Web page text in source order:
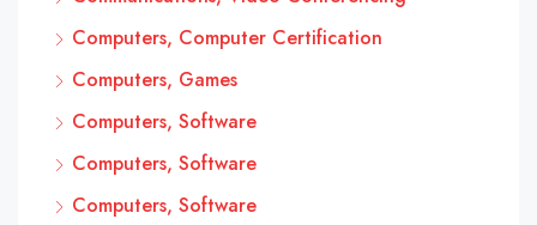
Computers, Computer Certification
Computers, Games
Computers, Software
Computers, Software
Computers, Software